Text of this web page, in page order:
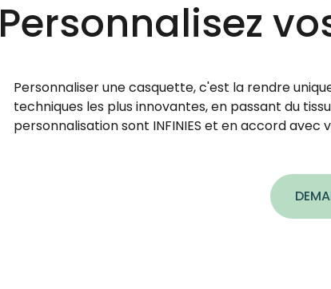
Personnalisez
Personnaliser une casquette, c'est la rendre
techniques les plus innovantes, en passant du
personnalisation sont INFINIES et en accord